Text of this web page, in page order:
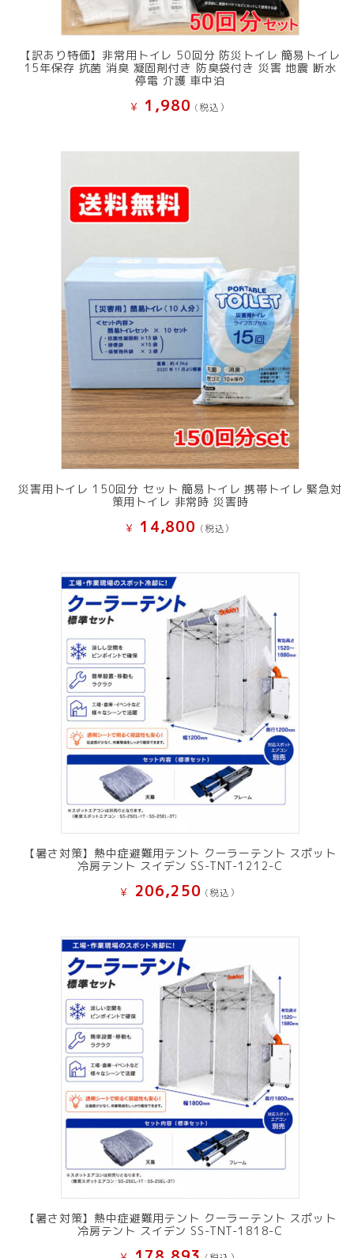
【訳あり特価】非常用トイレ 50回分 防災トイレ 簡易トイレ
15年保存 抗菌 消臭 凝固剤付き 防臭袋付き 災害 地震 断水
停電 介護 車中泊
¥ 1,980 (税込）
災害用トイレ 150回分 セット 簡易トイレ 携帯トイレ 緊急対
策用トイレ 非常時 災害時
¥ 14,800 (税込）
【暑さ対策】熱中症避難用テント クーラーテント スポット
冷房テント スイデン SS-TNT-1212-C
¥ 206,250 (税込）
【暑さ対策】熱中症避難用テント クーラーテント スポット
冷房テント スイデン SS-TNT-1818-C